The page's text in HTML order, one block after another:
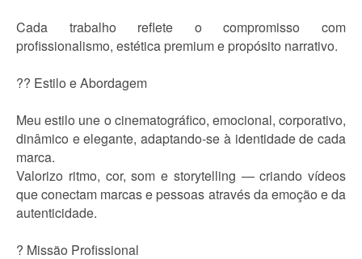
Cada trabalho reflete o compromisso com
profissionalismo, estética premium e propósito narrativo.
?? Estilo e Abordagem
Meu estilo une o cinematográfico, emocional, corporativo,
dinâmico e elegante, adaptando-se à identidade de cada
marca.
Valorizo ritmo, cor, som e storytelling — criando vídeos
que conectam marcas e pessoas através da emoção e da
autenticidade.
? Missão Profissional